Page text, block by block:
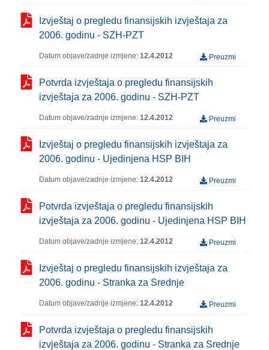
Izvještaj o pregledu finansijskih izvještaja za
2006. godinu - SZH-PZT
Datum objave/zadnje izmjene: 12.4.2012 Preuzmi
Potvrda izvještaja o pregledu finansijskih
izvještaja za 2006. godinu - SZH-PZT
Datum objave/zadnje izmjene: 12.4.2012 Preuzmi
Izvještaj o pregledu finansijskih izvještaja za
2006. godinu - Ujedinjena HSP BIH
Datum objave/zadnje izmjene: 12.4.2012 Preuzmi
Potvrda izvještaja o pregledu finansijskih
izvještaja za 2006. godinu - Ujedinjena HSP BIH
Datum objave/zadnje izmjene: 12.4.2012 Preuzmi
Izvještaj o pregledu finansijskih izvještaja za
2006. godinu - Stranka za Srednje
Datum objave/zadnje izmjene: 12.4.2012 Preuzmi
Potvrda izvještaja o pregledu finansijskih
izvještaja za 2006. godinu - Stranka za Srednje